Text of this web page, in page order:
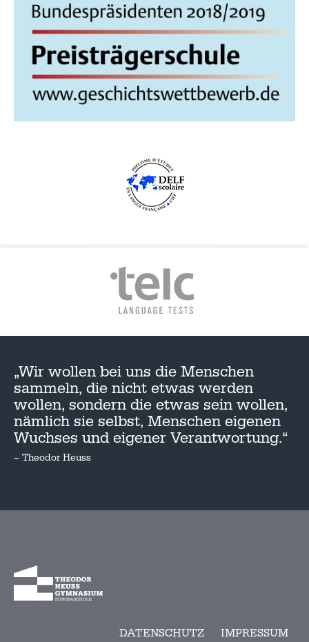
„Wir wollen bei uns die Menschen
sammeln, die nicht etwas werden
wollen, sondern die etwas sein wollen,
nämlich sie selbst, Menschen eigenen
Wuchses und eigener Verantwortung.“
– Theodor Heuss
DATENSCHUTZ IMPRESSUM